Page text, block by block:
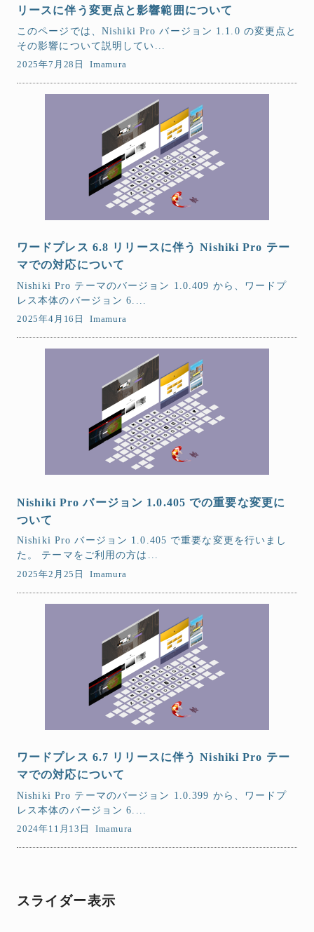
リースに伴う変更点と影響範囲について
このページでは、Nishiki Pro バージョン 1.1.0 の変更点と
その影響について説明してい...
2025年7月28日 Imamura
ワードプレス 6.8 リリースに伴う Nishiki Pro テー
マでの対応について
Nishiki Pro テーマのバージョン 1.0.409 から、ワードプ
レス本体のバージョン 6....
2025年4月16日 Imamura
Nishiki Pro バージョン 1.0.405 での重要な変更に
ついて
Nishiki Pro バージョン 1.0.405 で重要な変更を行いまし
た。 テーマをご利用の方は...
2025年2月25日 Imamura
ワードプレス 6.7 リリースに伴う Nishiki Pro テー
マでの対応について
Nishiki Pro テーマのバージョン 1.0.399 から、ワードプ
レス本体のバージョン 6....
2024年11月13日 Imamura
スライダー表示